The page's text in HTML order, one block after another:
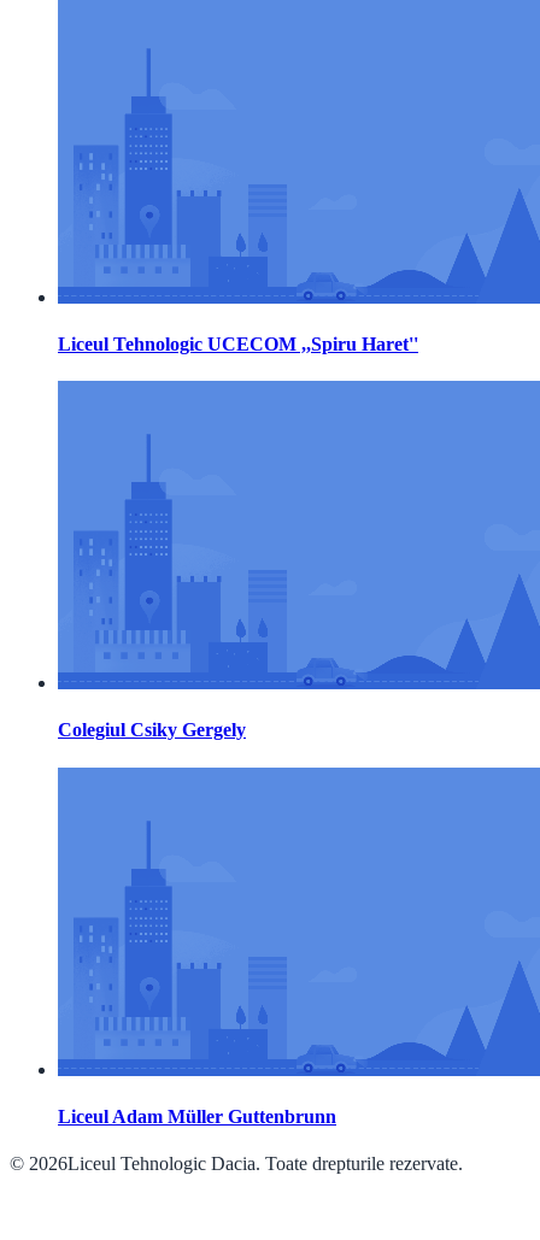
Liceul Tehnologic UCECOM ,,Spiru Haret''
Colegiul Csiky Gergely
Liceul Adam Müller Guttenbrunn
© 2026Liceul Tehnologic Dacia. Toate drepturile rezervate.